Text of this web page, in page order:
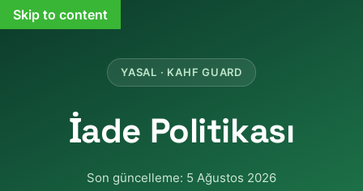
Skip to content
YASAL · KAHF GUARD
İade Politikası
Son güncelleme: 5 Ağustos 2026